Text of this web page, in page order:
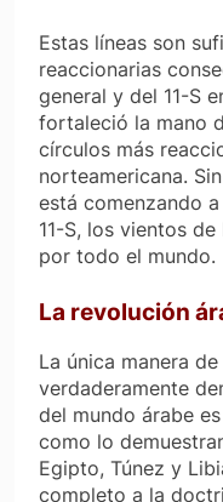
Estas líneas son
reaccionarias
general y del 11-S
fortaleció la mano
círculos más
norteamericana.
está comenzando
11-S, los vientos
por todo el mundo.
La revolución
La única manera
verdaderamente
del mundo árabe
como lo
Egipto, Túnez y
completo a la